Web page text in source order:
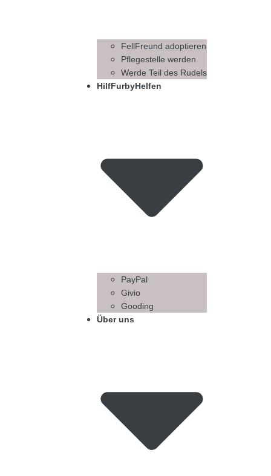
FellFreund adoptieren
Pflegestelle werden
Werde Teil des Rudels
HilfFurbyHelfen
PayPal
Givio
Gooding
Über uns